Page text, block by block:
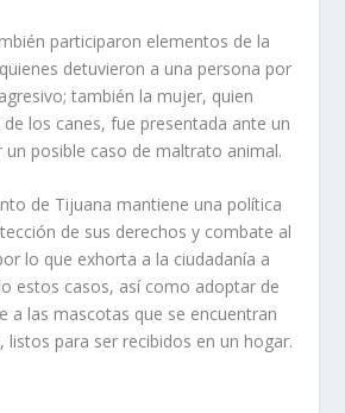
participaron elementos de la
detuvieron a una persona por
también la mujer, quien
los canes, fue presentada ante un
un posible caso de maltrato animal.
de Tijuana mantiene una política
de sus derechos y combate al
lo que exhorta a la ciudadanía a
estos casos, así como adoptar de
a las mascotas que se encuentran
listos para ser recibidos en un hogar.